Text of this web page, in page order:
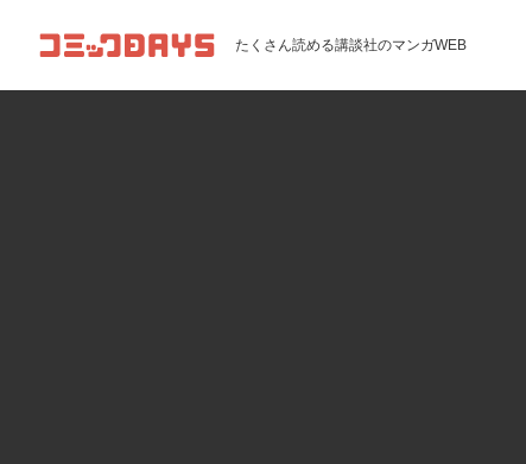
コミックDAYS たくさん読める講談社のマンガWEB